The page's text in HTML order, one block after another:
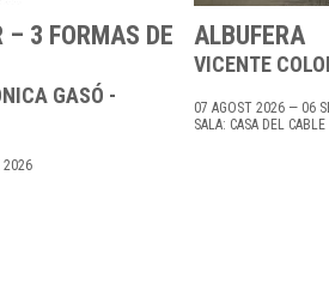
– 3 FORMAS DE
GASÓ -
2026
ALBUFERA
VICENTE
07 AGOST 2026 — 06
SALA: CASA DEL CABLE